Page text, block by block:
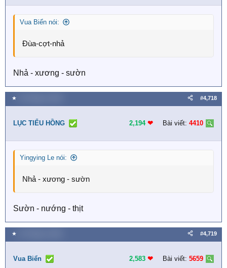
Vua Biển nói:
Đùa-cợt-nhả
Nhả - xương - sườn
★ #4,718
LỤC TIỂU HỒNG 2,194 ❤︎ Bài viết: 4410
Yingying Le nói:
Nhả - xương - sườn
Sườn - nướng - thịt
★ #4,719
Vua Biển 2,583 ❤︎ Bài viết: 5659